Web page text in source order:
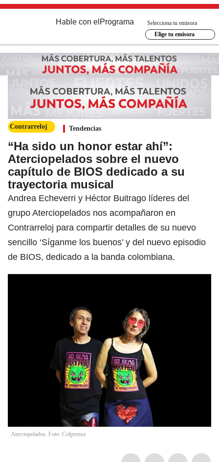
Hable con el Programa
Selecciona tu emisora
Elige tu emisora
Contrarreloj Tendencias
“Ha sido un honor estar ahí”:
Aterciopelados sobre el nuevo
capítulo de BIOS dedicado a su
trayectoria musical
Andrea Echeverri y Héctor Buitrago líderes del
grupo Aterciopelados nos acompañaron en
Contrarreloj para compartir detalles de su nuevo
sencillo ‘Síganme los buenos’ y del nuevo episodio
de BIOS, dedicado a la banda colombiana.
Aterciopelados. Foto: Colprensa